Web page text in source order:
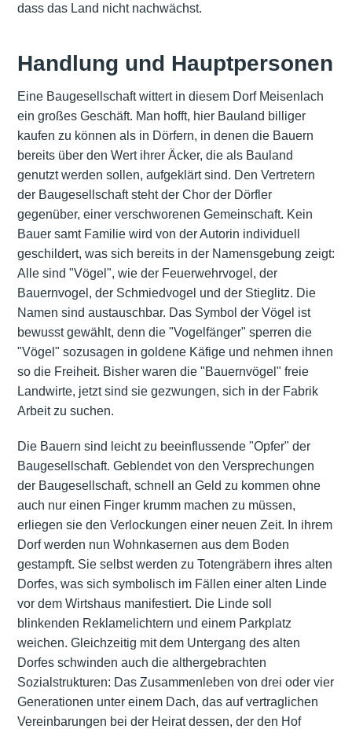
dass das Land nicht nachwächst.
Handlung und Hauptpersonen
Eine Baugesellschaft wittert in diesem Dorf Meisenlach
ein großes Geschäft. Man hofft, hier Bauland billiger
kaufen zu können als in Dörfern, in denen die Bauern
bereits über den Wert ihrer Äcker, die als Bauland
genutzt werden sollen, aufgeklärt sind. Den Vertretern
der Baugesellschaft steht der Chor der Dörfler
gegenüber, einer verschworenen Gemeinschaft. Kein
Bauer samt Familie wird von der Autorin individuell
geschildert, was sich bereits in der Namensgebung zeigt:
Alle sind "Vögel", wie der Feuerwehrvogel, der
Bauernvogel, der Schmiedvogel und der Stieglitz. Die
Namen sind austauschbar. Das Symbol der Vögel ist
bewusst gewählt, denn die "Vogelfänger" sperren die
"Vögel" sozusagen in goldene Käfige und nehmen ihnen
so die Freiheit. Bisher waren die "Bauernvögel" freie
Landwirte, jetzt sind sie gezwungen, sich in der Fabrik
Arbeit zu suchen.
Die Bauern sind leicht zu beeinflussende "Opfer" der
Baugesellschaft. Geblendet von den Versprechungen
der Baugesellschaft, schnell an Geld zu kommen ohne
auch nur einen Finger krumm machen zu müssen,
erliegen sie den Verlockungen einer neuen Zeit. In ihrem
Dorf werden nun Wohnkasernen aus dem Boden
gestampft. Sie selbst werden zu Totengräbern ihres alten
Dorfes, was sich symbolisch im Fällen einer alten Linde
vor dem Wirtshaus manifestiert. Die Linde soll
blinkenden Reklamelichtern und einem Parkplatz
weichen. Gleichzeitig mit dem Untergang des alten
Dorfes schwinden auch die althergebrachten
Sozialstrukturen: Das Zusammenleben von drei oder vier
Generationen unter einem Dach, das auf vertraglichen
Vereinbarungen bei der Heirat dessen, der den Hof